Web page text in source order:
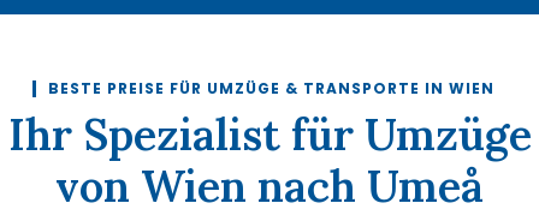
BESTE PREISE FÜR UMZÜGE & TRANSPORTE IN WIEN
Ihr Spezialist für Umzüge
von Wien nach Umeå